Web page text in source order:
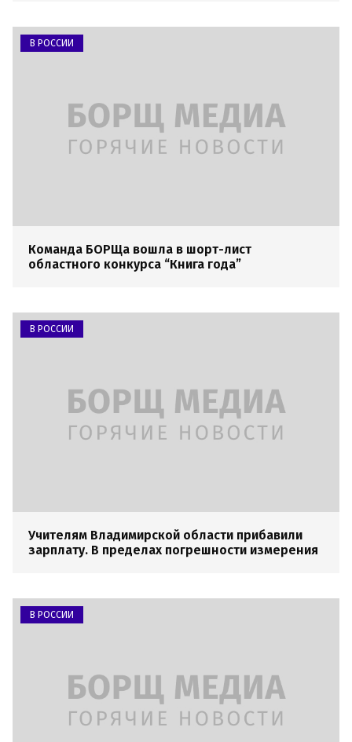
В РОССИИ
Команда БОРЩа вошла в шорт-лист
областного конкурса “Книга года”
В РОССИИ
Учителям Владимирской области прибавили
зарплату. В пределах погрешности измерения
В РОССИИ